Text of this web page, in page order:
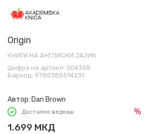
Origin
КНИГИ НА АНГЛИСКИ ЈАЗИК
Шифра на артикл: 004348
Баркод: 9780385514231
Автор: Dan Brown
Достапно веднаш
1.699 МКД